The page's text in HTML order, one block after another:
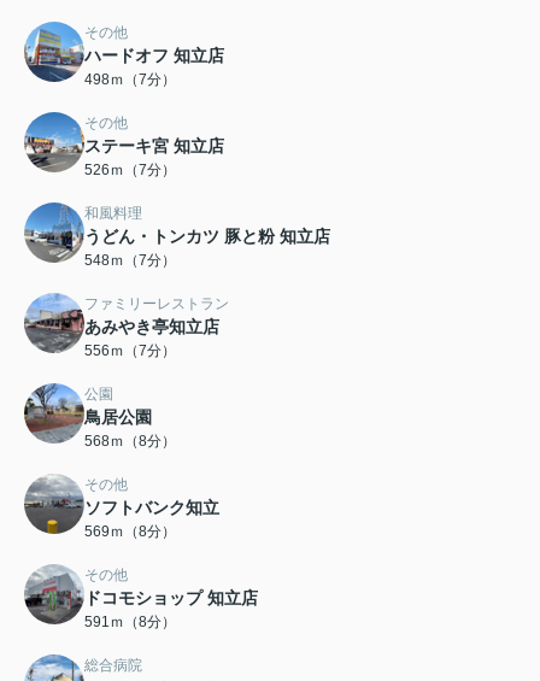
その他
ハードオフ 知立店
498ｍ（7分）
その他
ステーキ宮 知立店
526ｍ（7分）
和風料理
うどん・トンカツ 豚と粉 知立店
548ｍ（7分）
ファミリーレストラン
あみやき亭知立店
556ｍ（7分）
公園
鳥居公園
568ｍ（8分）
その他
ソフトバンク知立
569ｍ（8分）
その他
ドコモショップ 知立店
591ｍ（8分）
総合病院